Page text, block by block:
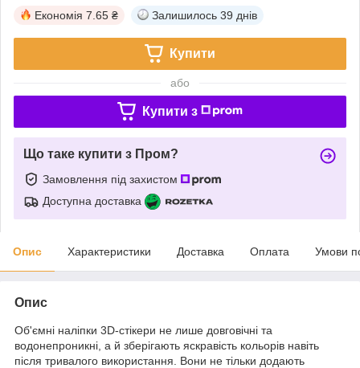
Економія 7.65 ₴ Залишилось 39 днів
Купити
або
Купити з
Що таке купити з Пром?
Замовлення під захистом
Доступна доставка
Опис Характеристики Доставка Оплата Умови
Опис
Об'ємні наліпки 3D-стікери не лише довговічні та
водонепроникні, а й зберігають яскравість кольорів навіть
після тривалого використання. Вони не тільки додають